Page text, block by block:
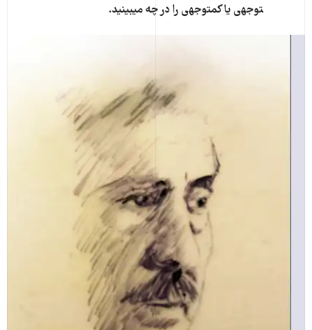
توجهی یا کم​توجهی را در چه می​بینید.